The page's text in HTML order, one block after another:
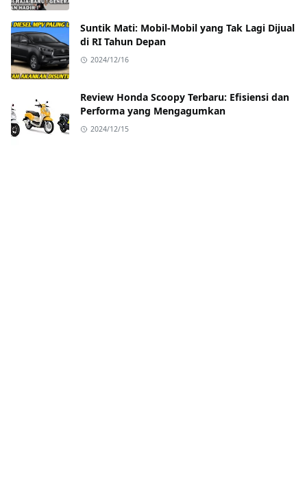
Suntik Mati: Mobil-Mobil yang Tak Lagi Dijual
di RI Tahun Depan
2024/12/16
Review Honda Scoopy Terbaru: Efisiensi dan
Performa yang Mengagumkan
2024/12/15